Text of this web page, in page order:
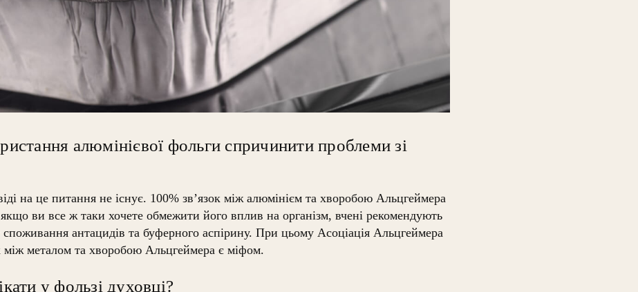
алюмінієвої фольги спричинити проблеми зі
на це питання не існує. 100% зв’язок між алюмінієм та хворобою Альцгеймера
ви все ж таки хочете обмежити його вплив на організм, вчені рекомендують
споживання антацидів та буферного аспірину. При цьому Асоціація Альцгеймера
між металом та хворобою Альцгеймера є міфом.
у фользі духовці?